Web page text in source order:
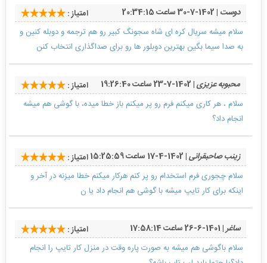
دوست | 1402-7-30 ساعت 20:34:15
امتیاز :
سلام میشه سریال کره ای شاه سجونگ کبیر رو هم ترجمه و دوبله کنین و
به صدا سیما بگین بهترین دوبلور ها رو برای صداگذاری انتخاب کنن
محبوبه عزیزی| 1402-7-23 ساعت 19:26:40
امتیاز :
سلام ، هر کاری میکنم فرم رو پر میکنم باز خطا میده، با گوشی هم میشه
انجام داد؟
زینب صاحبقرانی| 1402-4-17 ساعت 15:25:59
امتیاز :
سلام چجوری فرم استخدام رو پر کنم هرکار میکنم خطا میزنه در آخر و
اینکه برای کار تایپ میشه با گوشی هم انجام داد یا ن
ساغر| 1401-6-26 ساعت 17:58:14
امتیاز :
سلام باگوشی هم میشه به صورت پاره وقت در منزل کار تایپ را انجام‌